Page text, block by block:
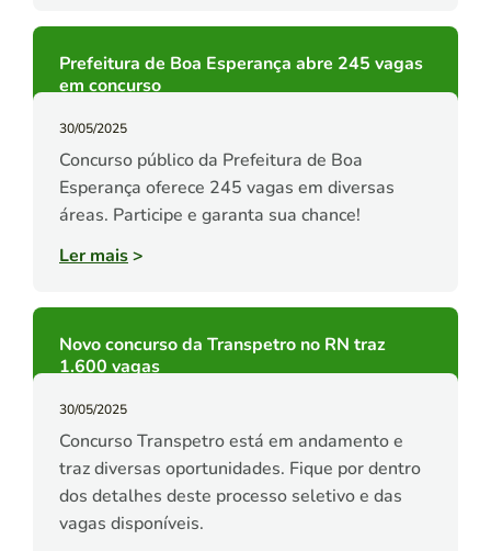
Prefeitura de Boa Esperança abre 245 vagas
em concurso
30/05/2025
Concurso público da Prefeitura de Boa
Esperança oferece 245 vagas em diversas
áreas. Participe e garanta sua chance!
Ler mais>
Novo concurso da Transpetro no RN traz
1.600 vagas
30/05/2025
Concurso Transpetro está em andamento e
traz diversas oportunidades. Fique por dentro
dos detalhes deste processo seletivo e das
vagas disponíveis.